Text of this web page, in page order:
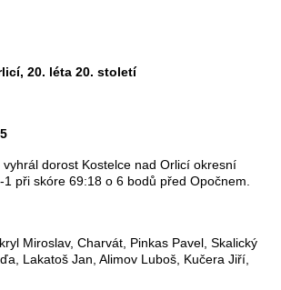
20. léta 20. století
dorost Kostelce nad Orlicí okresní
při skóre 69:18 o 6 bodů před Opočnem.
Miroslav, Charvát, Pinkas Pavel, Skalický
Lakatoš Jan, Alimov Luboš, Kučera Jiří,